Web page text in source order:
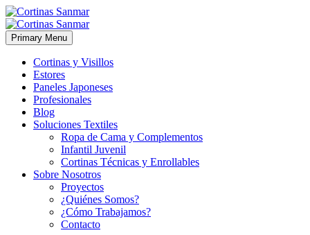
Primary Menu
Cortinas y Visillos
Estores
Paneles Japoneses
Profesionales
Blog
Soluciones Textiles
Ropa de Cama y Complementos
Infantil Juvenil
Cortinas Técnicas y Enrollables
Sobre Nosotros
Proyectos
¿Quiénes Somos?
¿Cómo Trabajamos?
Contacto